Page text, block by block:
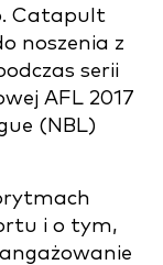
Catapult
noszenia z
serii
AFL 2017
(NBL)
i o tym,